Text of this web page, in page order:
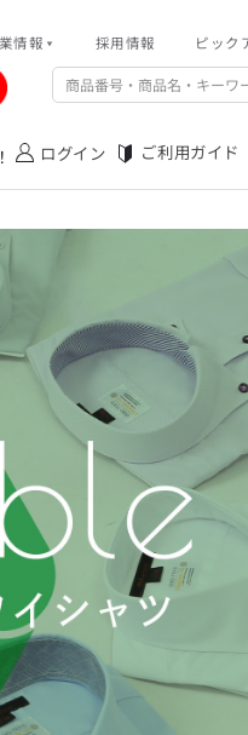
情報 採用情報 ピック
ログイン ご利用ガイド
その他
ご利用ガイド
特定商取引法に